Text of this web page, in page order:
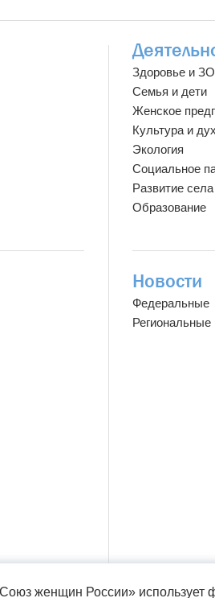
Здоровье и
Семья и дети
Женское
Культура и
Экология
Социальное
Развитие села
Образование
Новости
Федеральные
Региональные
женщин России» использует